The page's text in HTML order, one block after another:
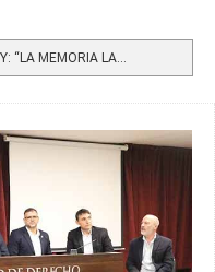
“LA MEMORIA LA...